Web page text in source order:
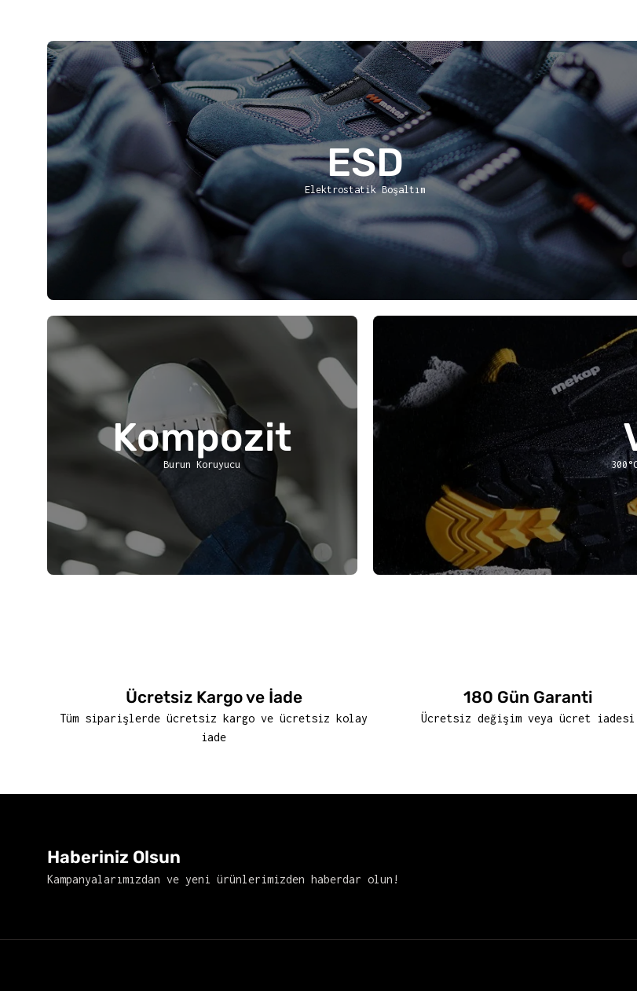
ESD
Elektrostatik Boşaltım
Kompozit
Burun Koruyucu
Ücretsiz Kargo ve İade
Tüm siparişlerde ücretsiz kargo ve ücretsiz kolay
iade
180 Gün Garanti
Ücretsiz değişim veya ücret iadesi
Haberiniz Olsun
Kampanyalarımızdan ve yeni ürünlerimizden haberdar olun!